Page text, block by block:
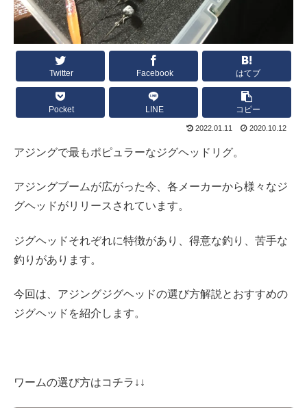
Twitter Facebook はてブ
Pocket LINE コピー
2022.01.11 2020.10.12
アジングで最もポピュラーなジグヘッドリグ。
アジングブームが広がった今、各メーカーから様々なジ
グヘッドがリリースされています。
ジグヘッドそれぞれに特徴があり、得意な釣り、苦手な
釣りがあります。
今回は、アジングジグヘッドの選び方解説とおすすめの
ジグヘッドを紹介します。
ワームの選び方はコチラ↓↓